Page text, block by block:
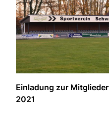
Einladung zur
2021